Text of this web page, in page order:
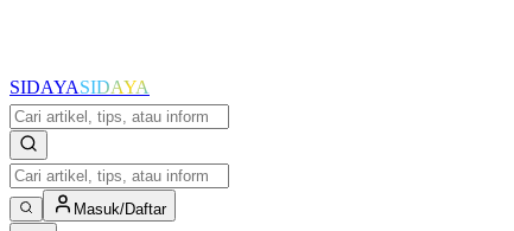
SIDAYASIDAYA
Masuk/Daftar